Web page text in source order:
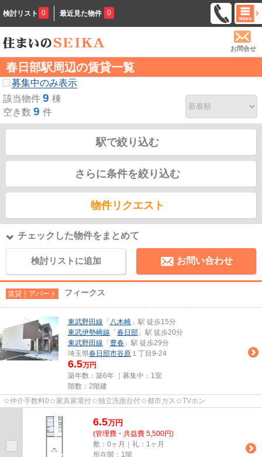
検討リスト 0 最近見た物件 0
お問合せ
春日部駅周辺の賃貸一覧
募集中のみ表示
該当物件 9 棟
空き数 9 件
駅で絞り込む
さらに条件を絞り込む
物件リクエスト
チェックした物件をまとめて
検討リストに追加 お問い合わせ
賃貸｜アパート フィークス
東武野田線 「 八木崎 」駅 徒歩15分
東武伊勢崎線 「 春日部 」駅 徒歩20分
東武野田線 「 豊春 」駅 徒歩29分
埼玉県春日部市谷原 １丁目9-24
6.5万円
築年数：築6年 ｜募集中： 1室
階数：2階建
☆仲介手数料0☆家具家電付☆独立洗面台付☆都市ガス☆TVホン
6.5万円
(管理費・共益費 5,500円)
敷：0ヶ月｜礼：1ヶ月
所在階：1階